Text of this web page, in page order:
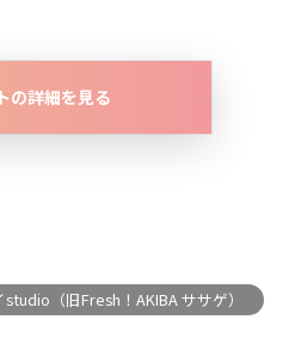
の詳細を見る
（旧Fresh！AKIBA ササゲ）